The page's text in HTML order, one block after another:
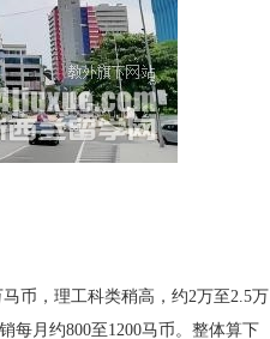
币，理工科类稍高，约2万至2.5万
每月约800至1200马币。整体算下